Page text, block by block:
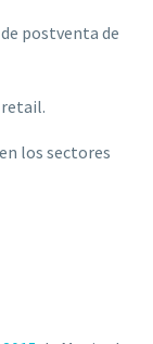
postventa de
retail.
los sectores